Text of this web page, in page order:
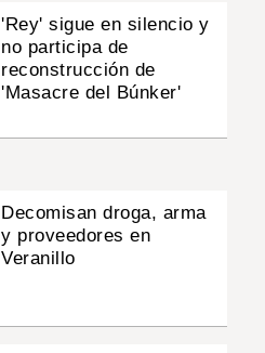
'Rey' sigue en silencio y
no participa de
reconstrucción de
'Masacre del Búnker'
Decomisan droga, arma
y proveedores en
Veranillo